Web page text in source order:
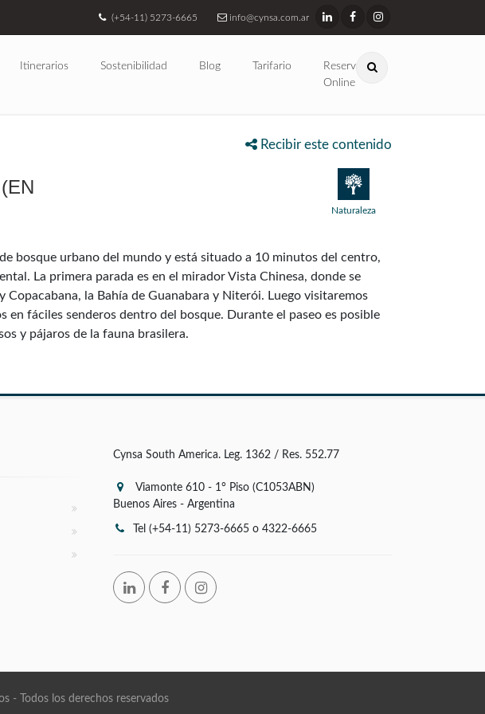
(+54-11) 5273-6665 info@cynsa.com.ar
Itinerarios Sostenibilidad Blog Tarifario
Reservas
Online
Recibir este contenido
Naturaleza
bosque urbano del mundo y está situado a 10 minutos del centro,
La primera parada es en el mirador Vista Chinesa, donde se
Copacabana, la Bahía de Guanabara y Niterói. Luego visitaremos
en fáciles senderos dentro del bosque. Durante el paseo es posible
y pájaros de la fauna brasilera.
Cynsa South America. Leg. 1362 / Res. 552.77
Viamonte 610 - 1° Piso (C1053ABN)
Buenos Aires - Argentina
Tel (+54-11) 5273-6665 o 4322-6665
- Todos los derechos reservados